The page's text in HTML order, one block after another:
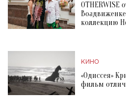
коллекцию
КИНО
«Одиссея»
фильм